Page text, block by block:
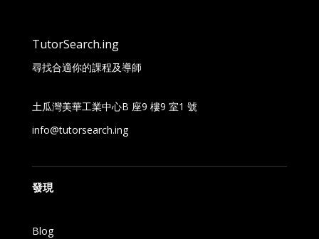
TutorSearch.ing
尋找合適你的課程及導師
土瓜灣美華工業中心B 座9 樓9 室1 號
info@tutorsearch.ing
發現
Blog